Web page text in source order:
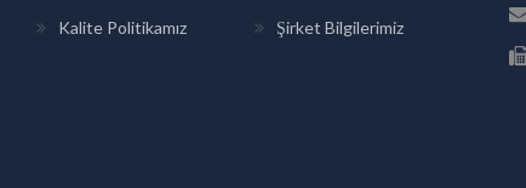
Kalite Politikamız Şirket Bilgilerimiz